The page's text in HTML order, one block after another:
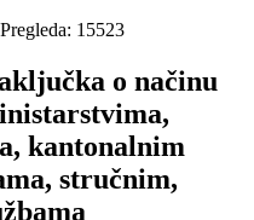
Pregleda: 15523
o načinu
kantonalnim
stručnim,